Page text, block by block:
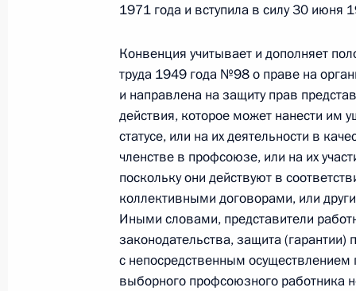
Внесено изменение в статью 374
30 июня 2014 года, 17:00
Встреча с представителями
профсоюзов России
1 мая 2014 года, 15:00
Встреча с представителями
«Группы двадцати»
1971 года и вступила в силу 30 июня
Конвенция учитывает и дополняет
труда 1949 года №98 о праве на
и направлена на защиту прав
действия, которое может нанести им
статусе, или на их деятельности в
членстве в профсоюзе, или на их
поскольку они действуют в
коллективными договорами, или
Иными словами, представители
законодательства, защита
с непосредственным
выборного профсоюзного работника